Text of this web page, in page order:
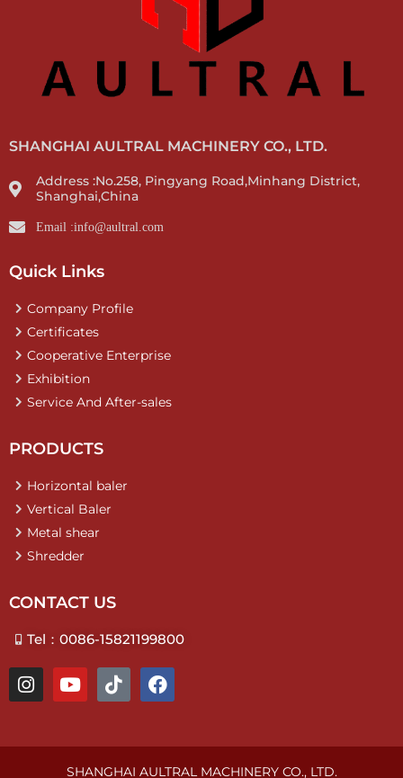
SHANGHAI AULTRAL MACHINERY CO., LTD.
Address :No.258, Pingyang Road,Minhang District,
Shanghai,China
Email :info@aultral.com
Quick Links
Company Profile
Certificates
Cooperative Enterprise
Exhibition
Service And After-sales
PRODUCTS
Horizontal baler
Vertical Baler
Metal shear
Shredder
CONTACT US
Tel：0086-15821199800
I
n
a
Y
o
u
b
T
i
o
k
F
a
b
o
SHANGHAI AULTRAL MACHINERY CO., LTD.